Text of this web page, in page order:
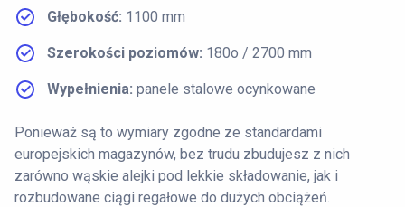
Głębokość: 1100 mm
Szerokości poziomów: 180o / 2700 mm
Wypełnienia: panele stalowe ocynkowane
Ponieważ są to wymiary zgodne ze standardami
europejskich magazynów, bez trudu zbudujesz z nich
zarówno wąskie alejki pod lekkie składowanie, jak i
rozbudowane ciągi regałowe do dużych obciążeń.